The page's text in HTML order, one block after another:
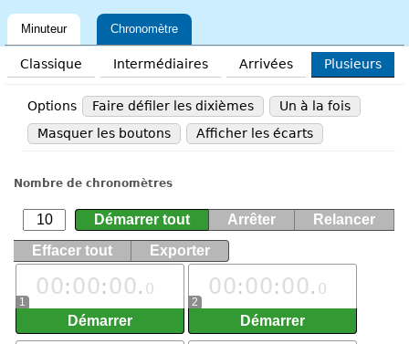
Minuteur Chronomètre
Classique Intermédiaires Arrivées Plusieurs
Options Faire défiler les dixièmes
Un à la fois
Masquer les boutons
Afficher les écarts
Nombre de chronomètres
1
00: 00: 00. 0
2
00: 00: 00. 0